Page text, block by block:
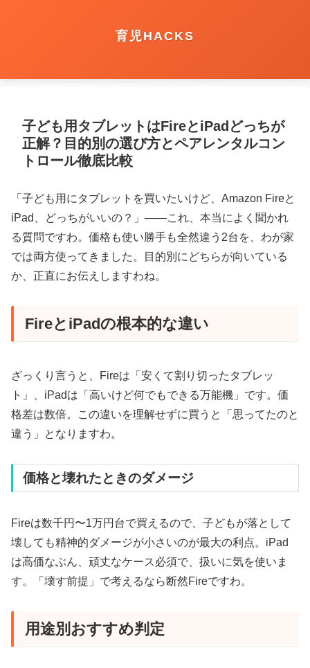
育児HACKS
子ども用タブレットはFireとiPadどっちが
正解？目的別の選び方とペアレンタルコン
トロール徹底比較
「子ども用にタブレットを買いたいけど、Amazon Fireと
iPad、どっちがいいの？」――これ、本当によく聞かれ
る質問ですわ。価格も使い勝手も全然違う2台を、わが家
では両方使ってきました。目的別にどちらが向いている
か、正直にお伝えしますわね。
FireとiPadの根本的な違い
ざっくり言うと、Fireは「安くて割り切ったタブレッ
ト」、iPadは「高いけど何でもできる万能機」です。価
格差は数倍。この違いを理解せずに買うと「思ってたのと
違う」となりますわ。
価格と壊れたときのダメージ
Fireは数千円〜1万円台で買えるので、子どもが落として
壊しても精神的ダメージが小さいのが最大の利点。iPad
は高価なぶん、頑丈なケース必須で、扱いに気を使いま
す。「壊す前提」で考えるなら断然Fireですわ。
用途別おすすめ判定